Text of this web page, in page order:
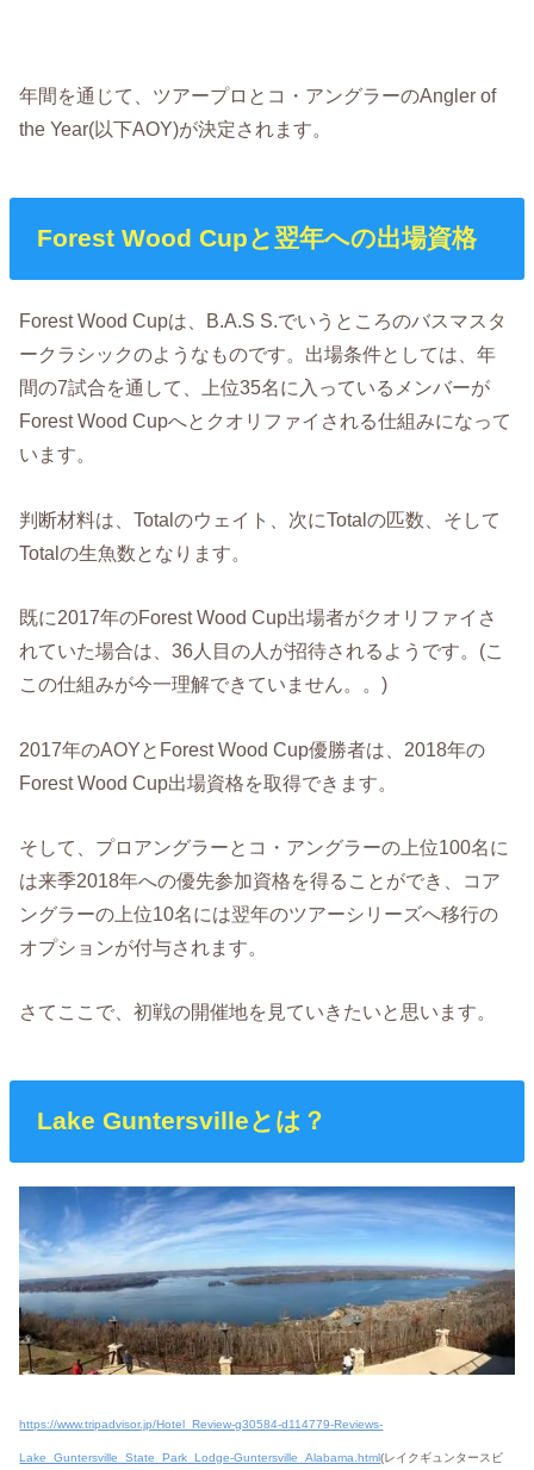
年間を通じて、ツアープロとコ・アングラーのAngler of
the Year(以下AOY)が決定されます。
Forest Wood Cupと翌年への出場資格
Forest Wood Cupは、B.A.S S.でいうところのバスマスタ
ークラシックのようなものです。出場条件としては、年
間の7試合を通して、上位35名に入っているメンバーが
Forest Wood Cupへとクオリファイされる仕組みになって
います。
判断材料は、Totalのウェイト、次にTotalの匹数、そして
Totalの生魚数となります。
既に2017年のForest Wood Cup出場者がクオリファイさ
れていた場合は、36人目の人が招待されるようです。(こ
この仕組みが今一理解できていません。。)
2017年のAOYとForest Wood Cup優勝者は、2018年の
Forest Wood Cup出場資格を取得できます。
そして、プロアングラーとコ・アングラーの上位100名に
は来季2018年への優先参加資格を得ることができ、コア
ングラーの上位10名には翌年のツアーシリーズへ移行の
オプションが付与されます。
さてここで、初戦の開催地を見ていきたいと思います。
Lake Guntersvilleとは？
https://www.tripadvisor.jp/Hotel_Review-g30584-d114779-Reviews-
Lake_Guntersville_State_Park_Lodge-Guntersville_Alabama.html(レイクギュンタースビ